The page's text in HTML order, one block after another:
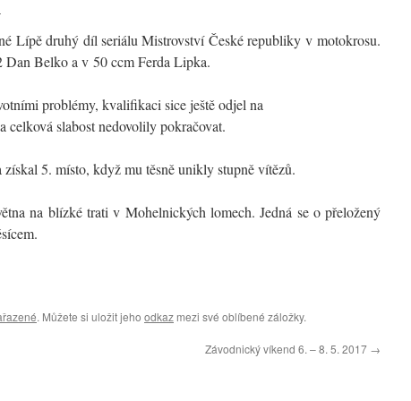
Lípě druhý díl seriálu Mistrovství České republiky v motokrosu.
Belko a v 50 ccm Ferda Lipka.
problémy, kvalifikaci sice ještě odjel na
celková slabost nedovolily pokračovat.
získal 5. místo, když mu těsně unikly stupně vítězů.
na blízké trati v Mohelnických lomech. Jedná se o přeložený
. Můžete si uložit jeho odkaz mezi své oblíbené záložky.
Závodnický víkend 6. – 8. 5. 2017 →